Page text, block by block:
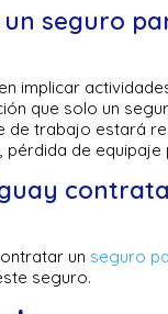
seguro
implicar
que solo un
de trabajo estará
de equipaje
un seguro
seguro.